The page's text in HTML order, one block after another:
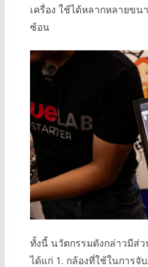
เครื่อง ใช้ได้หลากหลายข
ซ้อน
ทั้งนี้ นวัตกรรมดังกล่าวมีส่
ได้แก่ 1. กล้องที่ใช้ในการจั